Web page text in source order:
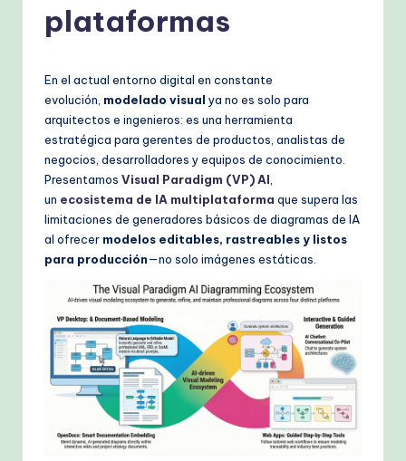
A
W
o
plataformas
En el actual entorno digital en constante
evolución, modelado visual ya no es solo para
arquitectos e ingenieros: es una herramienta
estratégica para gerentes de productos, analistas de
negocios, desarrolladores y equipos de conocimiento.
Presentamos Visual Paradigm (VP) AI
un ecosistema de IA multiplataforma que supera las
limitaciones de generadores básicos de diagramas de IA
al ofrecer modelos editables, rastreables y listos
para producción—no solo imágenes estáticas.